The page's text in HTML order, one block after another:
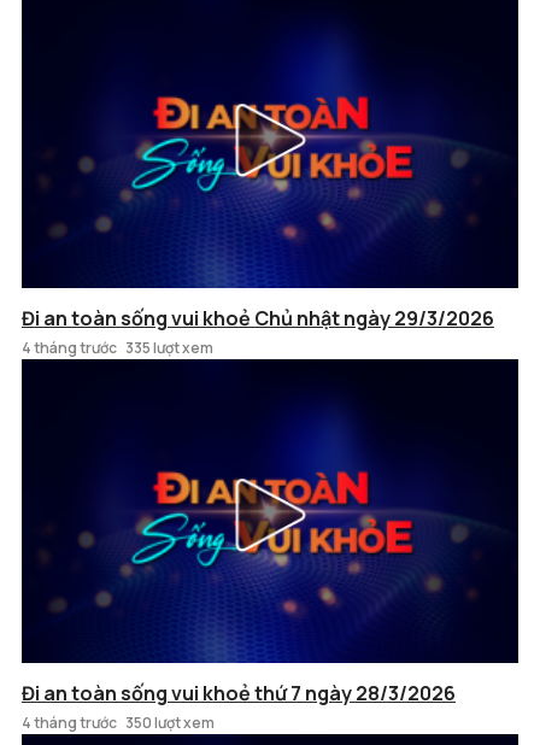
Đi an toàn sống vui khoẻ Chủ nhật ngày 29/3/2026
4 tháng trước 335 lượt xem
Đi an toàn sống vui khoẻ thứ 7 ngày 28/3/2026
4 tháng trước 350 lượt xem